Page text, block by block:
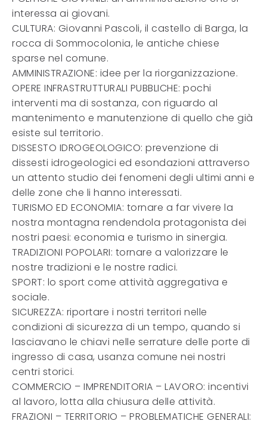
interessa ai giovani.
CULTURA: Giovanni Pascoli, il castello di Barga, la
rocca di Sommocolonia, le antiche chiese
sparse nel comune.
AMMINISTRAZIONE: idee per la riorganizzazione.
OPERE INFRASTRUTTURALI PUBBLICHE: pochi
interventi ma di sostanza, con riguardo al
mantenimento e manutenzione di quello che già
esiste sul territorio.
DISSESTO IDROGEOLOGICO: prevenzione di
dissesti idrogeologici ed esondazioni attraverso
un attento studio dei fenomeni degli ultimi anni e
delle zone che li hanno interessati.
TURISMO ED ECONOMIA: tornare a far vivere la
nostra montagna rendendola protagonista dei
nostri paesi: economia e turismo in sinergia.
TRADIZIONI POPOLARI: tornare a valorizzare le
nostre tradizioni e le nostre radici.
SPORT: lo sport come attività aggregativa e
sociale.
SICUREZZA: riportare i nostri territori nelle
condizioni di sicurezza di un tempo, quando si
lasciavano le chiavi nelle serrature delle porte di
ingresso di casa, usanza comune nei nostri
centri storici.
COMMERCIO – IMPRENDITORIA – LAVORO: incentivi
al lavoro, lotta alla chiusura delle attività.
FRAZIONI – TERRITORIO – PROBLEMATICHE GENERALI: